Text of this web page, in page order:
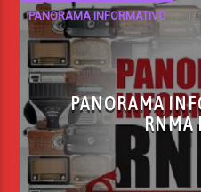
PANORAMA INFORMATIVO
PANORAMA
RNMA